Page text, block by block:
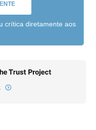
crítica diretamente aos